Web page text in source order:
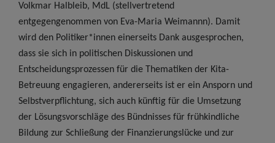
Volkmar Halbleib, MdL (stellvertretend
entgegengenommen von Eva-Maria Weimannn). Damit
wird den Politiker*innen einerseits Dank ausgesprochen,
dass sie sich in politischen Diskussionen und
Entscheidungsprozessen für die Thematiken der Kita-
Betreuung engagieren, andererseits ist er ein Ansporn und
Selbstverpflichtung, sich auch künftig für die Umsetzung
der Lösungsvorschläge des Bündnisses für frühkindliche
Bildung zur Schließung der Finanzierungslücke und zur